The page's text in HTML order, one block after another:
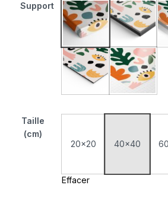
Support
Tableau Monté Sur
Tableau
Tableau Aluminium
Poster
Taille
(cm)
20x20
40x40
Effacer